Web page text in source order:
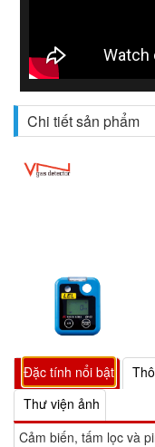
Chi tiết sản phẩm
Đặc tính nổi bật
Thư viện ảnh
Cảm biến, tấm lọc và